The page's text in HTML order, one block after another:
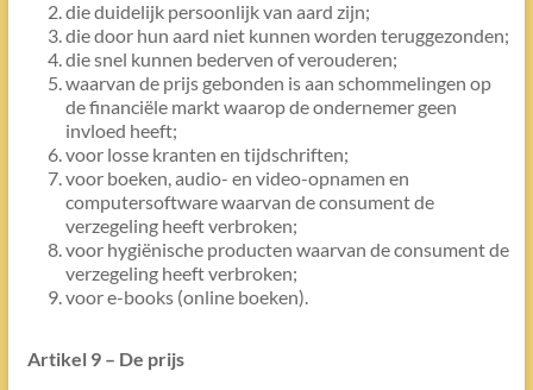
die duidelijk persoonlijk van aard zijn;
die door hun aard niet kunnen worden teruggezonden;
die snel kunnen bederven of verouderen;
waarvan de prijs gebonden is aan schommelingen op
de financiële markt waarop de ondernemer geen
invloed heeft;
voor losse kranten en tijdschriften;
voor boeken, audio- en video-opnamen en
computersoftware waarvan de consument de
verzegeling heeft verbroken;
voor hygiënische producten waarvan de consument de
verzegeling heeft verbroken;
voor e-books (online boeken).
Artikel 9 – De prijs